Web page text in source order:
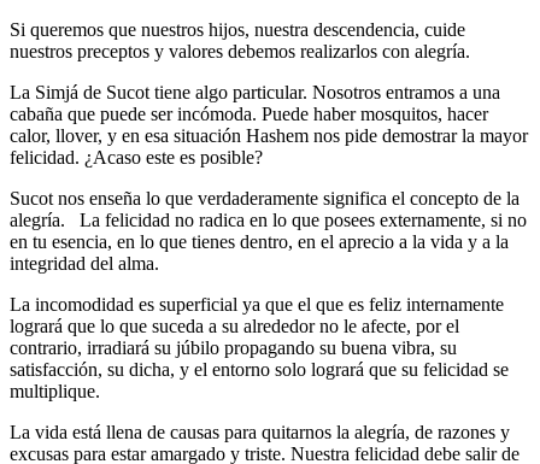
Si queremos que nuestros hijos, nuestra descendencia, cuide
nuestros preceptos y valores debemos realizarlos con alegría.
La Simjá de Sucot tiene algo particular. Nosotros entramos a una
cabaña que puede ser incómoda. Puede haber mosquitos, hacer
calor, llover, y en esa situación Hashem nos pide demostrar la mayor
felicidad. ¿Acaso este es posible?
Sucot nos enseña lo que verdaderamente significa el concepto de la
alegría. La felicidad no radica en lo que posees externamente, si no
en tu esencia, en lo que tienes dentro, en el aprecio a la vida y a la
integridad del alma.
La incomodidad es superficial ya que el que es feliz internamente
logrará que lo que suceda a su alrededor no le afecte, por el
contrario, irradiará su júbilo propagando su buena vibra, su
satisfacción, su dicha, y el entorno solo logrará que su felicidad se
multiplique.
La vida está llena de causas para quitarnos la alegría, de razones y
excusas para estar amargado y triste. Nuestra felicidad debe salir de